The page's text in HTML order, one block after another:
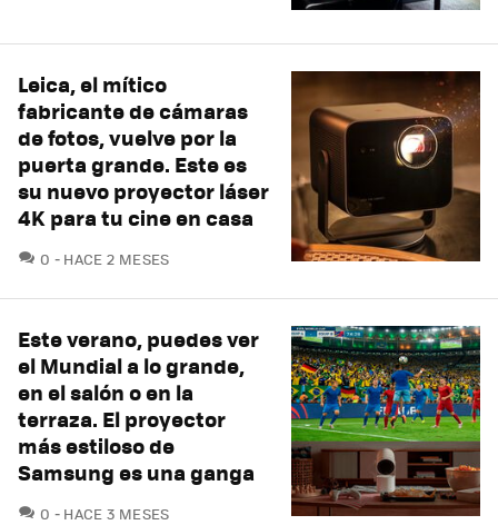
Leica, el mítico
fabricante de cámaras
de fotos, vuelve por la
puerta grande. Este es
su nuevo proyector láser
4K para tu cine en casa
0 COMENTARIOS
HACE 2 MESES
Este verano, puedes ver
el Mundial a lo grande,
en el salón o en la
terraza. El proyector
más estiloso de
Samsung es una ganga
0 COMENTARIOS
HACE 3 MESES